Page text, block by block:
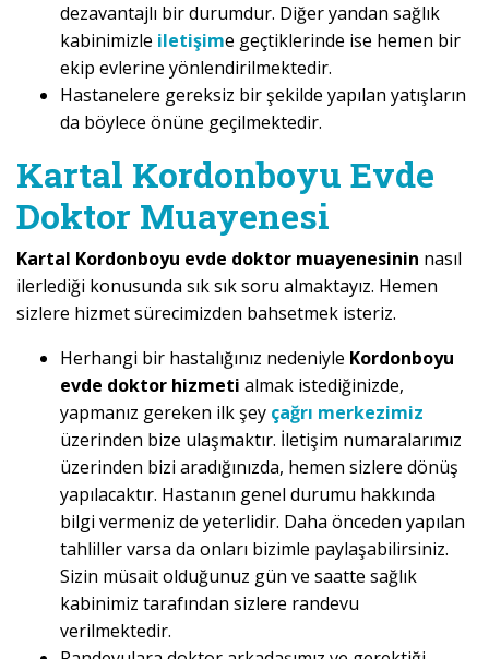
dezavantajlı bir durumdur. Diğer yandan sağlık
kabinimizle iletişime geçtiklerinde ise hemen bir
ekip evlerine yönlendirilmektedir.
Hastanelere gereksiz bir şekilde yapılan yatışların
da böylece önüne geçilmektedir.
Kartal Kordonboyu Evde
Doktor Muayenesi
Kartal Kordonboyu evde doktor muayenesinin nasıl
ilerlediği konusunda sık sık soru almaktayız. Hemen
sizlere hizmet sürecimizden bahsetmek isteriz.
Herhangi bir hastalığınız nedeniyle Kordonboyu
evde doktor hizmeti almak istediğinizde,
yapmanız gereken ilk şey çağrı merkezimiz
üzerinden bize ulaşmaktır. İletişim numaralarımız
üzerinden bizi aradığınızda, hemen sizlere dönüş
yapılacaktır. Hastanın genel durumu hakkında
bilgi vermeniz de yeterlidir. Daha önceden yapılan
tahliller varsa da onları bizimle paylaşabilirsiniz.
Sizin müsait olduğunuz gün ve saatte sağlık
kabinimiz tarafından sizlere randevu
verilmektedir.